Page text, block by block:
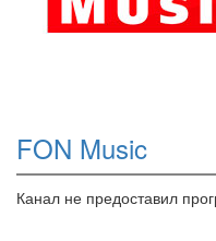
FON Music
Канал не предоставил